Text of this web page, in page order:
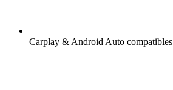
Carplay & Android Auto compatibles